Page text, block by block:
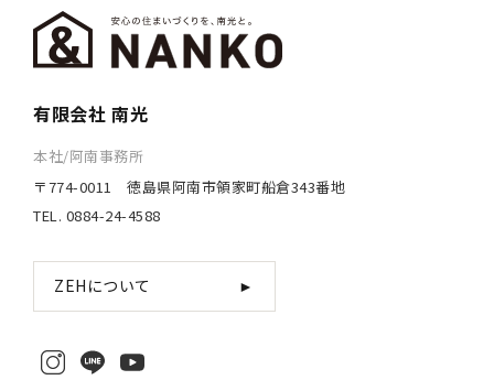
有限会社 南光
本社/阿南事務所
〒774-0011 徳島県阿南市領家町船倉343番地
TEL. 0884-24-4588
ZEHについて ►